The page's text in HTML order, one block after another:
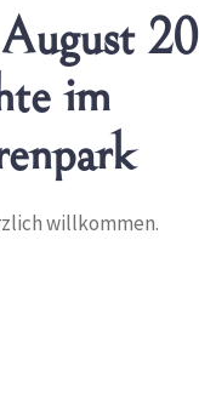
im
willkommen.